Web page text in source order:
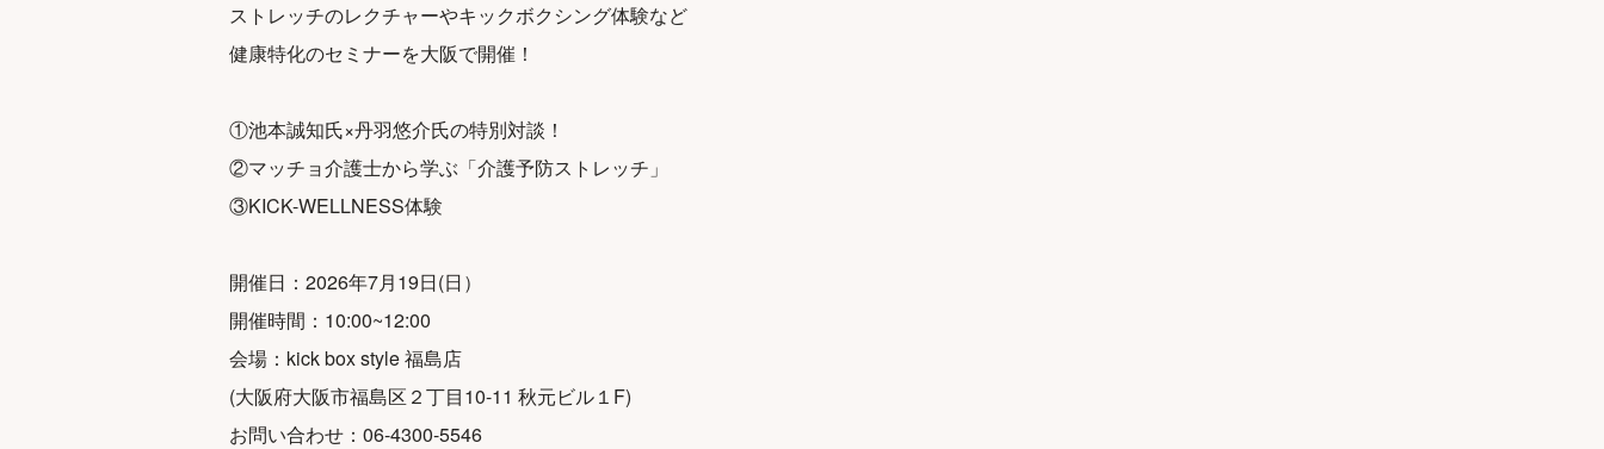
ストレッチのレクチャーやキックボクシング体験など
健康特化のセミナーを大阪で開催！
①池本誠知氏×丹羽悠介氏の特別対談！
②マッチョ介護士から学ぶ「介護予防ストレッチ」
③KICK-WELLNESS体験
開催日：2026年7月19日(日）
開催時間：10:00~12:00
会場：kick box style 福島店
(大阪府大阪市福島区２丁目10-11 秋元ビル１F)
お問い合わせ：06-4300-5546